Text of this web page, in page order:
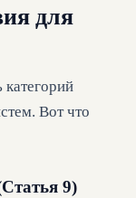
для
Вот что
9)